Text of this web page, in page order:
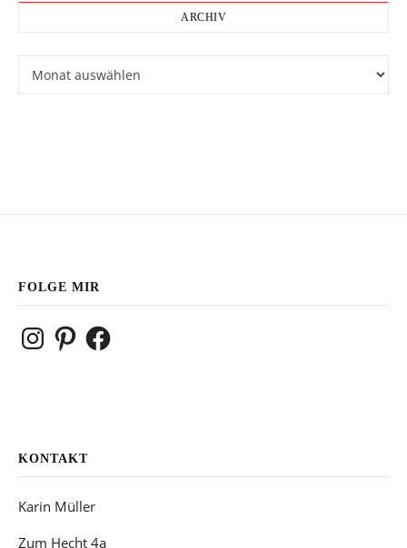
ARCHIV
FOLGE MIR
InstagramPinterestFacebook
KONTAKT
Karin Müller
Zum Hecht 4a